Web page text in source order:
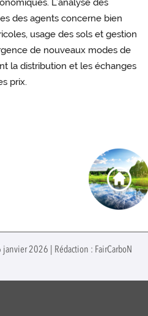
L’analyse des
des agents concerne bien
usage des sols et gestion
de nouveaux modes de
la distribution et les échanges
prix.
2026 | Rédaction : FairCarboN